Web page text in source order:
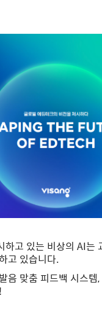
하고 있는 비상의 AI는
고 있습니다.
음 맞춤 피드백 시스템,